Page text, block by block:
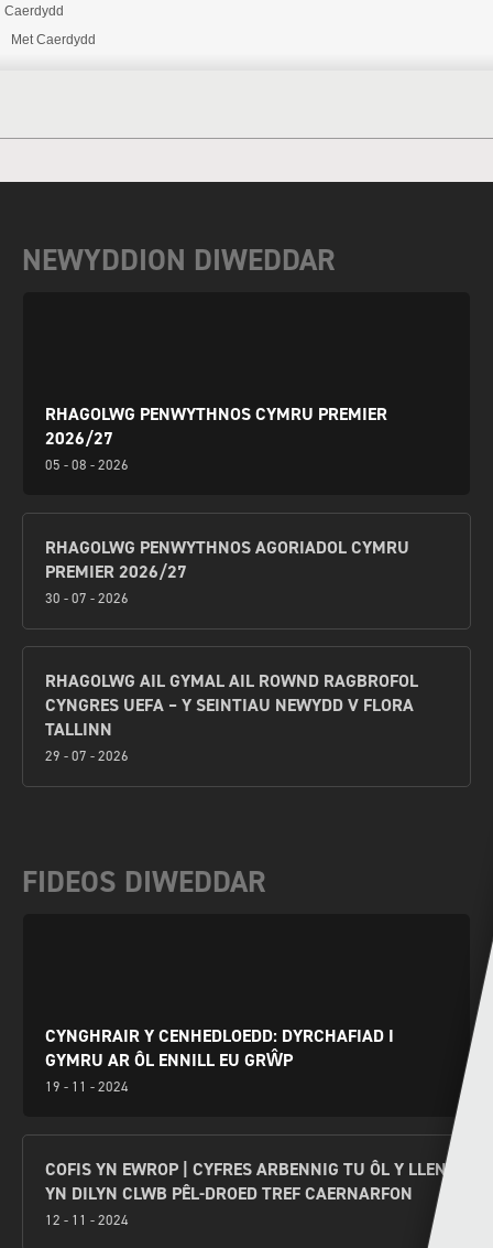
Met Caerdydd
NEWYDDION DIWEDDAR
RHAGOLWG PENWYTHNOS CYMRU PREMIER
2026/27
05 - 08 - 2026
RHAGOLWG PENWYTHNOS AGORIADOL CYMRU
PREMIER 2026/27
30 - 07 - 2026
RHAGOLWG AIL GYMAL AIL ROWND RAGBROFOL
CYNGRES UEFA – Y SEINTIAU NEWYDD V FLORA
TALLINN
29 - 07 - 2026
FIDEOS DIWEDDAR
CYNGHRAIR Y CENHEDLOEDD: DYRCHAFIAD I
GYMRU AR ÔL ENNILL EU GRŴP
19 - 11 - 2024
COFIS YN EWROP | CYFRES ARBENNIG TU ÔL Y LLEN
YN DILYN CLWB PÊL-DROED TREF CAERNARFON
12 - 11 - 2024